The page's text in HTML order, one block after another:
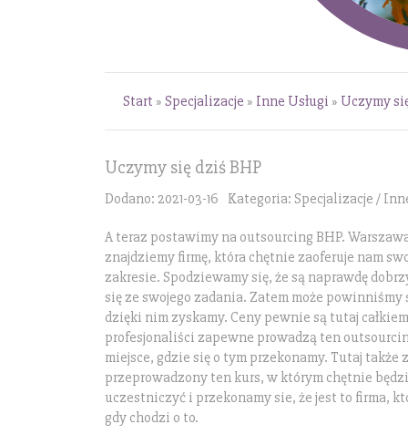
Start » Specjalizacje » Inne Usługi » Uczymy
Uczymy się dziś BHP
Dodano: 2021-03-16 Kategoria: Specjalizacje /
A teraz postawimy na outsourcing BHP.
znajdziemy firmę, która chętnie zaoferuje nam
zakresie. Spodziewamy się, że są naprawdę
się ze swojego zadania. Zatem może
dzięki nim zyskamy. Ceny pewnie są tutaj
profesjonaliści zapewne prowadzą ten
miejsce, gdzie się o tym przekonamy. Tutaj także
przeprowadzony ten kurs, w którym chętnie
uczestniczyć i przekonamy sie, że jest to firma,
gdy chodzi o to.